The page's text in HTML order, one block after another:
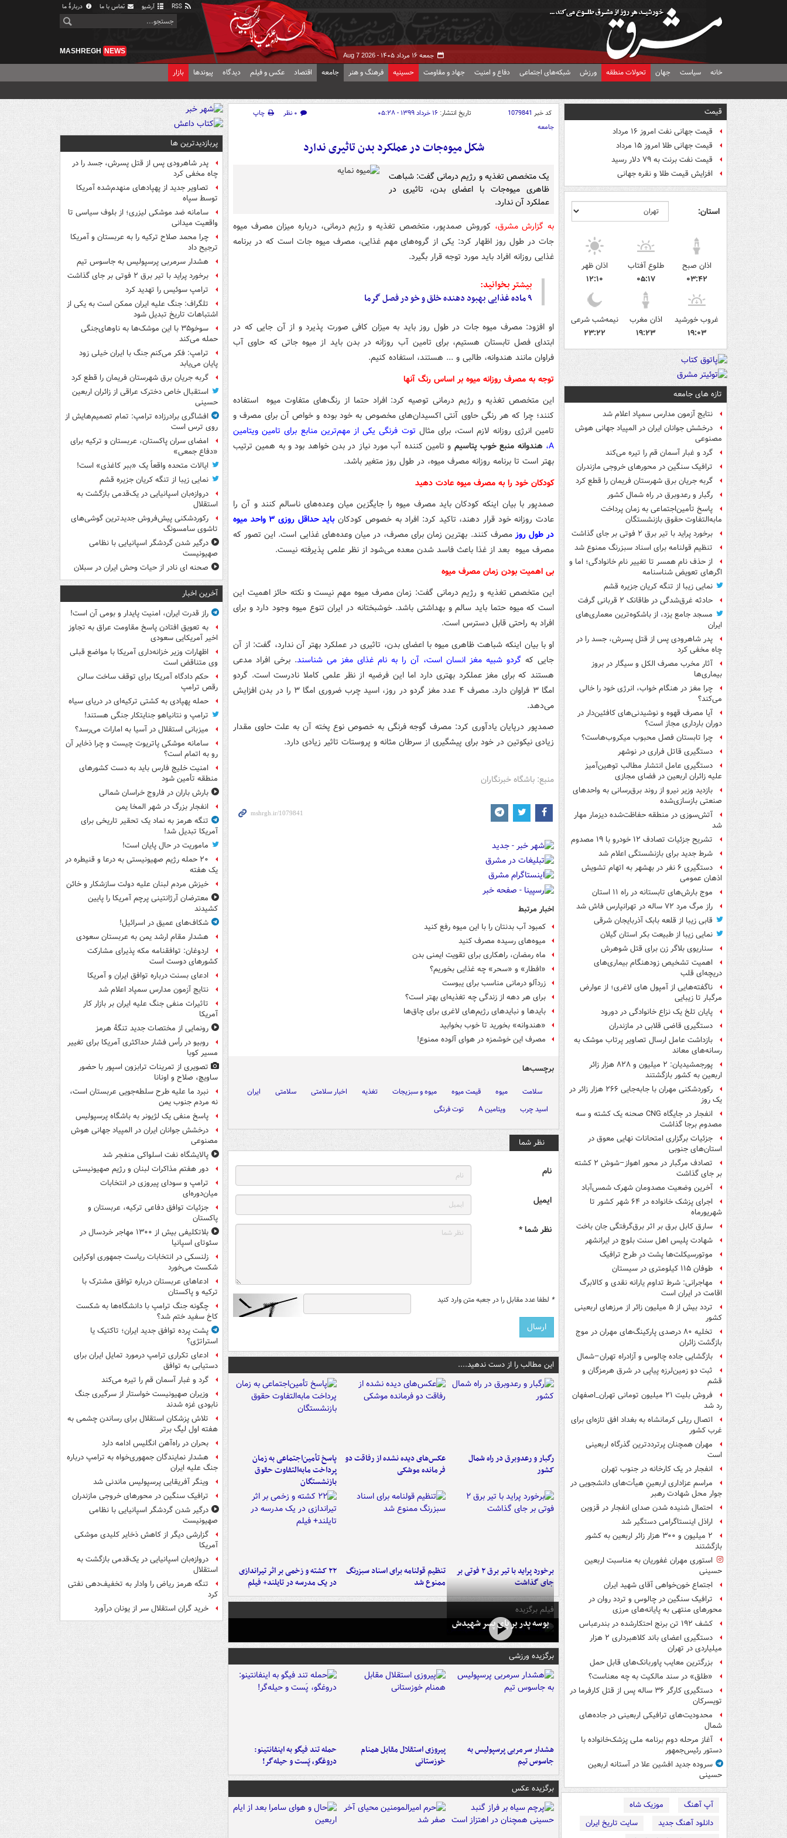
آرشیو تماس با ما دربارهٔ ما
جمعه ۱۶ مرداد ۱۴۰۵ - Aug 7 2026
MASHREGH NEWS
خانه سیاست جهان تحولات منطقه ورزش شبکه‌های اجتماعی دفاع و امنیت جهاد و مقاومت حسینیه فرهنگ و هنر جامعه اقتصاد عکس و فیلم دیدگاه پیوندها بازار
قیمت
قیمت جهانی نفت امروز ۱۶ مرداد
قیمت جهانی طلا امروز ۱۵ مرداد
قیمت نفت برنت به ۷۹ دلار رسید
افزایش قیمت طلا و نقره جهانی
استان:
اذان صبح
۰۳:۴۲
طلوع آفتاب
۰۵:۱۷
اذان ظهر
۱۲:۱۰
غروب خورشید
۱۹:۰۳
اذان مغرب
۱۹:۲۳
نیمه‌شب شرعی
۲۳:۲۲
تازه های جامعه
نتایج آزمون مدارس سمپاد اعلام شد
درخشش جوانان ایران در المپیاد جهانی هوش
مصنوعی
گرد و غبار آسمان قم را تیره می‌کند
ترافیک سنگین در محورهای خروجی مازندران
گربه جریان برق شهرستان فریمان را قطع کرد
رگبار و رعدوبرق در راه شمال کشور
پاسخ تأمین‌اجتماعی به زمان پرداخت
مابه‌التفاوت حقوق بازنشستگان
برخورد پراید با تیر برق ۲ فوتی بر جای گذاشت
تنظیم قولنامه برای اسناد سبزرنگ ممنوع شد
از حذف نام همسر تا تغییر نام خانوادگی؛ اما و
اگرهای تعویض شناسنامه
نمایی زیبا از تنگه کریان جزیره قشم
حادثه غرق‌شدگی در طاقانک ۲ قربانی گرفت
مسجد جامع یزد، از باشکوه‌ترین معماری‌های
ایران
پدر شاهرودی پس از قتل پسرش، جسد را در
چاه مخفی کرد
آثار مخرب مصرف الکل و سیگار در بروز
بیماری‌ها
چرا مغز در هنگام خواب، انرژی خود را خالی
می‌کند؟
آیا مصرف قهوه و نوشیدنی‌های کافئین‌دار در
دوران بارداری مجاز است؟
چرا تابستان فصل محبوب میکروب‌هاست؟
دستگیری قاتل فراری در نوشهر
دستگیری عامل انتشار مطالب توهین‌آمیز
علیه زائران اربعین در فضای مجازی
بازدید وزیر نیرو از روند برق‌رسانی به واحدهای
صنعتی بازسازی‌شده
آتش‌سوزی در منطقه حفاظت‌شده دیزمار مهار
شد
تشریح جزئیات تصادف ۱۲ خودرو با ۱۹ مصدوم
شرط جدید برای بازنشستگی اعلام شد
دستگیری ۶ نفر در بهشهر به اتهام تشویش
اذهان عمومی
موج بارش‌های تابستانه در راه ۱۱ استان
راز مرگ مرد ۷۲ ساله در تهرانپارس فاش شد
قابی زیبا از قلعه بابک آذربایجان شرقی
نمایی زیبا از طبیعت بکر استان گیلان
سناریوی بلاگر زن برای قتل شوهرش
اهمیت تشخیص زودهنگام بیماری‌های
دریچه‌ای قلب
ناگفته‌هایی از آمپول های لاغری؛ از عوارض
مرگبار تا زیبایی
پایان تلخ یک نزاع خانوادگی در دورود
دستگیری قاضی قلابی در مازندران
بازداشت عامل ارسال تصاویر پرتاب موشک به
رسانه‌های معاند
پورجمشیدیان: ۲ میلیون و ۸۲۸ هزار زائر
اربعین به کشور بازگشتند
رکوردشکنی مهران با جابه‌جایی ۲۶۶ هزار زائر در
یک روز
انفجار در جایگاه CNG صحنه یک کشته و سه
مصدوم برجا گذاشت
جزئیات برگزاری امتحانات نهایی معوق در
استان‌های جنوبی
تصادف مرگبار در محور اهواز–شوش ۲ کشته
بر جای گذاشت
آخرین وضعیت مصدومان شهرک شمس‌آباد
اجرای پزشک خانواده در ۶۴ شهر کشور تا
شهریورماه
سارق کابل برق بر اثر برق‌گرفتگی جان باخت
شهادت پلیس اهل سنت بلوچ در ایرانشهر
موتورسیکلت‌ها پشت درِ طرح ترافیک
طوفان ۱۱۵ کیلومتری در سیستان
مهاجرانی: شرط تداوم یارانه نقدی و کالابرگ
اقامت در ایران است
تردد بیش از ۵ میلیون زائر از مرزهای اربعینی
کشور
تخلیه ۸۰ درصدی پارکینگ‌های مهران در موج
بازگشت زائران
بازگشایی جاده چالوس و آزادراه تهران–شمال
ثبت دو زمین‌لرزه پیاپی در شرق هرمزگان و
قشم
فروش بلیت ۲۱ میلیون تومانی تهران_اصفهان
رد شد
اتصال ریلی کرمانشاه به بغداد افق تازه‌ای برای
غرب کشور
مهران همچنان پرترددترین گذرگاه اربعینی
است
انفجار در یک کارخانه در جنوب تهران
مراسم عزاداری اربعینِ هیأت‌های دانشجویی در
جوار محل شهادت رهبر
احتمال شنیده شدن صدای انفجار در قزوین
اراذل اینستاگرامی دستگیر شد
۲ میلیون و ۳۰۰ هزار زائر اربعین به کشور
بازگشتند
استوری مهران غفوریان به مناسبت اربعین
حسینی
اجتماع خون‌خواهی آقای شهید ایران
ترافیک سنگین در چالوس و تردد روان در
محورهای منتهی به پایانه‌های مرزی
کشف ۱۹۲ تن برنج احتکارشده در بندرعباس
دستگیری اعضای باند کلاهبرداری ۲ هزار
میلیاردی در تهران
بزرگترین معایب پاوربانک‌های قابل حمل
«طلق» در سند مالکیت به چه معناست؟
دستگیری کارگر ۳۶ ساله پس از قتل کارفرما در
تویسرکان
محدودیت‌های ترافیکی اربعینی در جاده‌های
شمال‌
آغاز مرحله دوم برنامه ملی پزشک‌خانواده با
دستور رئیس‌جمهور
سروده جدید افشین علا در آستانه اربعین
حسینی
آپ آهنگ
موزیک شاه
دانلود آهنگ جدید
سایت تاریخ ایران
کد خبر 1079841 تاریخ انتشار: ۱۶ خرداد ۱۳۹۹ - ۰۵:۲۸ ۰ نظر
چاپ
جامعه
شکل میوه‌جات در عملکرد بدن تاثیری ندارد
یک متخصص تغذیه و رژیم درمانی گفت: شباهت
ظاهری میوه‌جات با اعضای بدن، تاثیری در
عملکرد آن ندارد.
به گزارش مشرق، کوروش صمدپور، متخصص تغذیه و رژیم درمانی، درباره میزان مصرف میوه
جات در طول روز اظهار کرد: یکی از گروه‌های مهم غذایی، مصرف میوه جات است که در برنامه
غذایی روزانه افراد باید مورد توجه قرار بگیرد.
بیشتر بخوانید:
۹ ماده غذایی بهبود دهنده خلق و خو در فصل گرما
او افزود: مصرف میوه جات در طول روز باید به میزان کافی صورت پذیرد و از آن جایی که در
ابتدای فصل تابستان هستیم، برای تامین آب روزانه در بدن باید از میوه جاتی که حاوی آب
فراوان مانند هندوانه، طالبی و ... هستند، استفاده کنیم.
توجه به مصرف روزانه میوه بر اساس رنگ آنها
این متخصص تغذیه و رژیم درمانی توصیه کرد: افراد حتما از رنگ‌های متفاوت میوه استفاده
کنند؛ چرا که هر رنگی حاوی آنتی اکسیدان‌های مخصوص به خود بوده و خواص آن برای مصرف و
تامین انرژی روزانه لازم است، برای مثال توت فرنگی یکی از مهم‌ترین منابع برای تامین ویتامین
A، هندوانه منبع خوب پتاسیم و تامین کننده آب مورد نیاز در بدن خواهد بود و به همین ترتیب
بهتر است تا برنامه روزانه مصرف میوه، در طول روز متغیر باشد.
کودکان خود را به مصرف میوه عادت دهید
صمدپور با بیان اینکه کودکان باید مصرف میوه را جایگزین میان وعده‌های ناسالم کنند و آن را
عادت روزانه خود قرار دهند، تاکید کرد: افراد به خصوص کودکان
باید حداقل روزی ۳ واحد میوه
در طول روزمصرف کنند. بهترین زمان برای مصرف، در میان وعده‌های غذایی است. این تصور که
مصرف میوه بعد از غذا باعث فاسد شدن معده می‌شود از نظر علمی پذیرفته نیست.
بی اهمیت بودن زمان مصرف میوه
این متخصص تغذیه و رژیم درمانی گفت: زمان مصرف میوه مهم نیست و نکته حائز اهمیت این
است که میوه حتما باید سالم و بهداشتی باشد. خوشبختانه در ایران تنوع میوه وجود دارد و برای
افراد به راحتی قابل دسترس است.
او با بیان اینکه شباهت ظاهری میوه با اعضای بدن، تاثیری در عملکرد بهتر آن ندارد، گفت: از آن
جایی که گردو شبیه مغز انسان است، آن را به نام غذای مغز می شناسند. برخی افراد مدعی
هستند که برای مغز عملکرد بهتری دارد اما این فرضیه از نظر علمی کاملا نادرست است. گردو
امگا ۳ فراوان دارد. مصرف ۴ عدد مغز گردو در روز، اسید چرب ضروری امگا ۳ را در بدن افزایش
می‌دهد.
صمدپور درپایان یادآوری کرد: مصرف گوجه فرنگی به خصوص نوع پخته آن به علت حاوی مقدار
زیادی نیکوتین در خود برای پیشگیری از سرطان مثانه و پروستات تاثیر زیادی دارد.
منبع: باشگاه خبرنگاران
اخبار مرتبط
کمبود آب بدنتان را با این میوه رفع کنید
میوه‌های رسیده مصرف کنید
ماه رمضان، راهکاری برای تقویت ایمنی بدن
«افطار» و «سحر» چه غذایی بخوریم؟
زردآلو درمانی مناسب برای یبوست
برای هر دهه از زندگی چه تغذیه‌ای بهتر است؟
بایدها و نبایدهای رژیم‌های لاغری برای چاق‌ها
«هندوانه» بخورید تا خوب بخوابید
مصرف این خوشمزه در هوای آلوده ممنوع!
برچسب‌ها
سلامت میوه قیمت میوه میوه و سبزیجات تغذیه اخبار سلامتی سلامتی
ایران
اسید چرب
ویتامین A توت فرنگی
نظر شما
نام
ایمیل
نظر شما *
* لطفا عدد مقابل را در جعبه متن وارد کنید
این مطالب را از دست ندهید....
رگبار و رعدوبرق در راه شمال
کشور
عکس‌های دیده نشده از رفاقت دو
فرمانده‌ موشکی
پاسخ تأمین‌اجتماعی به زمان
پرداخت مابه‌التفاوت حقوق
بازنشستگان
برخورد پراید با تیر برق ۲ فوتی بر
جای گذاشت
تنظیم قولنامه برای اسناد سبزرنگ
ممنوع شد
۲۲ کشته و زخمی بر اثر تیراندازی
در یک مدرسه در تایلند+ فیلم
فیلم برگزیده
بوسه‌ پدر بر پای پسر شهیدش
برگزیده ورزشی
هشدار سرمربی پرسپولیس به
جاسوس تیم
پیروزی استقلال مقابل همنام
خوزستانی
حمله تند فیگو به اینفانتینو:
دروغگو، پَست‌ و حیله‌گر!
برگزیده عکس
پربازدیدترین ها
پدر شاهرودی پس از قتل پسرش، جسد را در
چاه مخفی کرد
تصاویر جدید از پهپادهای منهدم‌شده آمریکا
توسط سپاه
سامانه ضد موشکی لیزری؛ از بلوف سیاسی تا
واقعیت میدانی
چرا محمد صلاح ترکیه را به عربستان و آمریکا
ترجیح داد
هشدار سرمربی پرسپولیس به جاسوس تیم
برخورد پراید با تیر برق ۲ فوتی بر جای گذاشت
ترامپ سوئیس را تهدید کرد
تلگراف: جنگ علیه ایران ممکن است به یکی از
اشتباهات تاریخ تبدیل شود
سوخو۳۵ با این موشک‌ها به ناوهای‌جنگی
حمله می‌کند
ترامپ: فکر می‌کنم جنگ با ایران خیلی زود
پایان می‌یابد
گربه جریان برق شهرستان فریمان را قطع کرد
استقبال خاص دخترک عراقی از زائران اربعین
حسینی
افشاگری برادرزاده ترامپ: تمام تصمیم‌هایش از
روی ترس است
امضای سران پاکستان، عربستان و ترکیه برای
«دفاع جمعی»
ایالات متحده واقعاً یک «ببر کاغذی» است!
نمایی زیبا از تنگه کریان جزیره قشم
دروازه‌بان اسپانیایی در یک‌قدمی بازگشت به
استقلال
رکوردشکنی پیش‌فروش جدیدترین گوشی‌های
تاشوی سامسونگ
درگیر شدن گردشگر اسپانیایی با نظامی
صهیونیست
صحنه ای نادر از حیات وحش ایران در سبلان
آخرین اخبار
راز قدرت ایران، امنیت پایدار و بومی آن است!
به تعویق افتادن پاسخ مقاومت عراق به تجاوز
اخیر آمریکایی سعودی
اظهارات وزیر خزانه‌داری آمریکا با مواضع قبلی
وی متناقض است
حکم دادگاه آمریکا برای توقف ساخت سالن
رقص ترامپ
حمله پهپادی به کشتی ترکیه‌ای در دریای سیاه
ترامپ و نتانیاهو جنایتکار جنگی هستند!
میزبانی استقلال در آسیا به امارات می‌رسد؟
سامانه موشکی پاتریوت چیست و چرا ذخایر آن
رو به اتمام است؟
امنیت خلیج فارس باید به دست کشورهای
منطقه تأمین شود
بارش باران در فاروج خراسان شمالی
انفجار بزرگ در شهر المخا یمن
تنگه هرمز به نماد یک تحقیر تاریخی برای
آمریکا تبدیل شد!
ماموریت در حال پایان است!
۲۰ حمله رژیم صهیونیستی به درعا و قنیطره در
یک هفته
خیزش مردم لبنان علیه دولت سازشکار و خائن
معترضان آرژانتینی پرچم آمریکا را پایین
کشیدند
شکاف‌های عمیق در اسرائیل!
هشدار مقام ارشد یمن به عربستان سعودی
اردوغان: توافقنامه مکه پذیرای مشارکت
کشورهای دوست است
ادعای بسنت درباره توافق ایران و آمریکا
نتایج آزمون مدارس سمپاد اعلام شد
تاثیرات منفی جنگ علیه ایران بر بازار کار
آمریکا
رونمایی از مختصات جدید تنگۀ هرمز
روبیو در رأس فشار حداکثری آمریکا برای تغییر
مسیر کوبا
تصویری از تمرینات ترابزون اسپور با حضور
ساویچ، صلاح و اونانا
نبرد ما علیه طرح سلطه‌جویی عربستان است،
نه مردم جنوب یمن
پاسخ منفی یک لژیونر به باشگاه پرسپولیس
درخشش جوانان ایران در المپیاد جهانی هوش
مصنوعی
پالایشگاه نفت اسلواکی منفجر شد
دور هفتم مذاکرات لبنان و رژیم صهیونیستی
ترامپ و سودای پیروزی در انتخابات
میان‌دوره‌ای
جزئیات توافق دفاعی ترکیه، عربستان و
پاکستان
بلاتکلیفی بیش از ۱۳۰۰ مهاجر خردسال در
سئوتای اسپانیا
زلنسکی در انتخابات ریاست جمهوری اوکراین
شکست می‌خورد
ادعاهای عربستان درباره توافق مشترک با
ترکیه و پاکستان
چگونه جنگ ترامپ با دانشگاه‌ها به شکست
کاخ سفید ختم شد؟
پشت پرده توافق جدید ایران؛ تاکتیک یا
استراتژی؟
ادعای تکراری ترامپ درمورد تمایل ایران برای
دستیابی به توافق
گرد و غبار آسمان قم را تیره می‌کند
وزیران صهیونیست خواستار از سرگیری جنگ
نابودی غزه شدند
تلاش پزشکان استقلال برای رساندن چشمی به
هفته اول لیگ برتر
بحران در راه‌آهن انگلیس ادامه دارد
هشدار نمایندگان جمهوری‌خواه به ترامپ درباره
جنگ علیه ایران
وینگر آفریقایی پرسپولیس ماندنی شد
ترافیک سنگین در محورهای خروجی مازندران
درگیر شدن گردشگر اسپانیایی با نظامی
صهیونیست
گزارشی دیگر از کاهش ذخایر کلیدی موشکی
آمریکا
دروازه‌بان اسپانیایی در یک‌قدمی بازگشت به
استقلال
تنگه هرمز ریاض را وادار به تخفیف‌دهی نفتی
کرد
خرید گران استقلال سر از یونان درآورد